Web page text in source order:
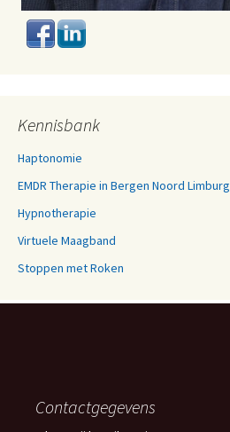
Kennisbank
Haptonomie
EMDR Therapie in Bergen Noord Limburg
Hypnotherapie
Virtuele Maagband
Stoppen met Roken
Contactgegevens